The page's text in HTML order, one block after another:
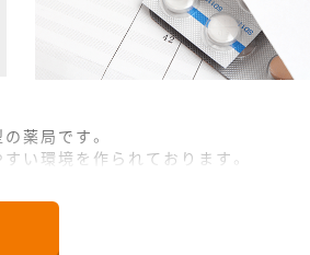
薬局です。
い環境を作られております。